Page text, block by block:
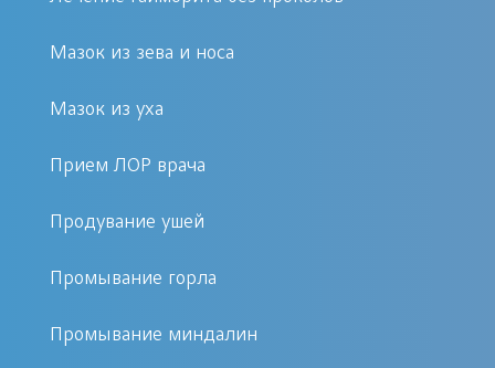
характеризуется также выделением
жидкости. Все это признаки болезни,
именуемой «гнойный отит». В
выделения принимается ушная сера,
к основанию ушной раковины.
Существует несколько основных
Мазок из зева и носа
Мазок из уха
Прием ЛОР врача
Продувание ушей
Промывание горла
Промывание миндалин